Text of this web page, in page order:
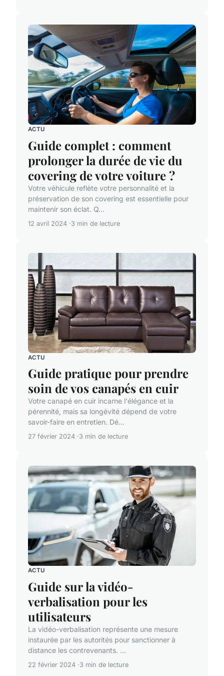
ACTU
Guide complet : comment
prolonger la durée de vie du
covering de votre voiture ?
Votre véhicule reflète votre personnalité et la
préservation de son covering est essentielle pour
maintenir son éclat. Q...
12 avril 2024 3 min de lecture
ACTU
Guide pratique pour prendre
soin de vos canapés en cuir
Votre canapé en cuir incarne l'élégance et la
pérennité, mais sa longévité dépend de votre
savoir-faire en entretien. Dé...
27 février 2024 3 min de lecture
ACTU
Guide sur la vidéo-
verbalisation pour les
utilisateurs
La vidéo-verbalisation représente une mesure
instaurée par les autorités pour sanctionner à
distance les contrevenants. ...
22 février 2024 3 min de lecture